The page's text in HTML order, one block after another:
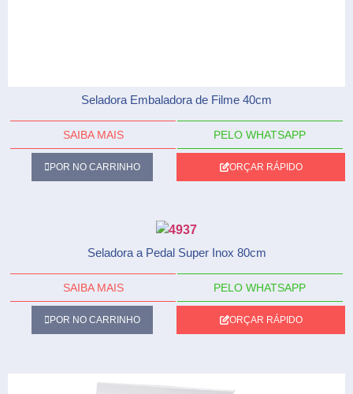
Seladora Embaladora de Filme 40cm
SAIBA MAIS PELO WHATSAPP
POR NO CARRINHO ORÇAR RÁPIDO
Seladora a Pedal Super Inox 80cm
SAIBA MAIS PELO WHATSAPP
POR NO CARRINHO ORÇAR RÁPIDO